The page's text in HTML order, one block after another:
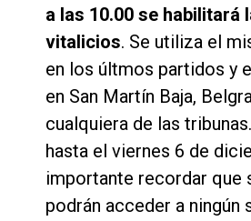
a las 10.00 se habilitará
vitalicios. Se utiliza el
en los últmos partidos y
en San Martín Baja,
cualquiera de las
hasta el viernes 6 de
importante recordar que
podrán acceder a ningún